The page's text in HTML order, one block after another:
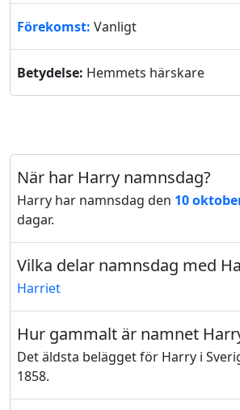
Förekomst: Vanligt
Betydelse: Hemmets härskare
När har Harry namnsdag?
Harry har namnsdag den 10
dagar.
Vilka delar namnsdag med
Harriet
Hur gammalt är namnet
Det äldsta belägget för Harry i
1858.